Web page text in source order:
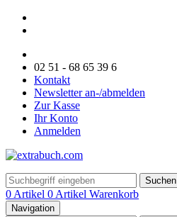
02 51 - 68 65 39 6
Kontakt
Newsletter an-/abmelden
Zur Kasse
Ihr Konto
Anmelden
Suchen
0 Artikel 0 Artikel Warenkorb
Navigation